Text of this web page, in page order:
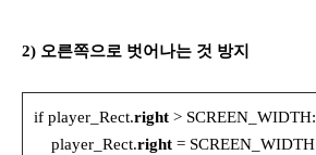
2) 오른쪽으로 벗어나는 것 방지
if player_Rect.right > SCREEN_WIDTH:
player_Rect.right = SCREEN_WIDTH